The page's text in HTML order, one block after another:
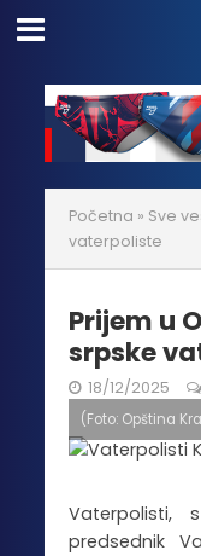
Početna » Sve
vaterpoliste
Prijem u
srpske
18/12/2025
(Foto: Opština
Vaterpolisti,
predsednik